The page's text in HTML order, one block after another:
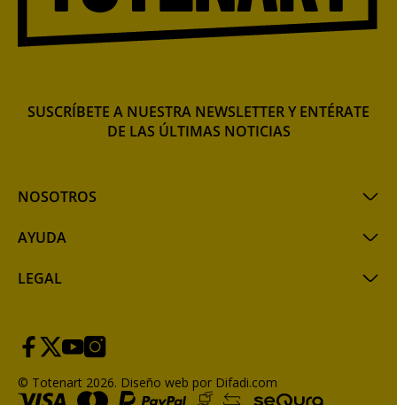
NOSOTROS
AYUDA
LEGAL
SUSCRÍBETE A NUESTRA NEWSLETTER Y ENTÉRATE
DE LAS ÚLTIMAS NOTICIAS
© Totenart 2026. Diseño web por Difadi.com